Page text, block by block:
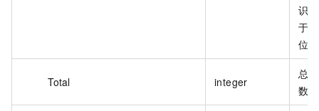
识
于
位
Total integer
总
数。